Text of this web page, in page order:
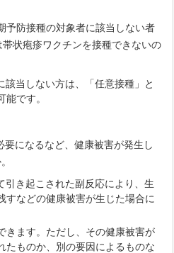
防接種の対象者に該当しない者
帯状疱疹ワクチンを接種できないの
当しない方は、「任意接種」と
能です。
になるなど、健康被害が発生し
き起こされた副反応により、生
すなどの健康被害が生じた場合に
す。ただし、その健康被害が
たものか、別の要因によるものな